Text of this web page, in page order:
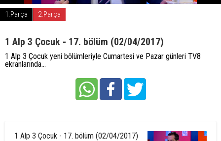
1.Parça 2.Parça
1 Alp 3 Çocuk - 17. bölüm (02/04/2017)
1 Alp 3 Çocuk yeni bölümleriyle Cumartesi ve Pazar günleri TV8
ekranlarında...
1 Alp 3 Çocuk - 17. bölüm (02/04/2017)